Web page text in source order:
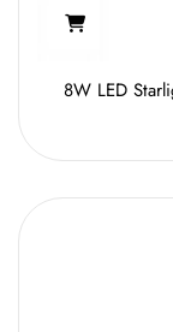
8W LED